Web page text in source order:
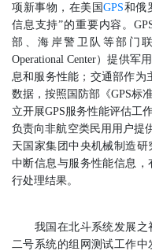
项新事物，在美国GPS和俄
信息支持”的重要内容。
部、海岸警卫队等部门
Operational Center）提供军
息和服务性能；交通部作为
数据，按照国防部《GPS标
立开展GPS服务性能评估工
负责向非航空类民用用户提
天国家集团中央机械制造
中断信息与服务性能信息
行处理结果。
我国在北斗系统发展之
二号系统的组网测试工作